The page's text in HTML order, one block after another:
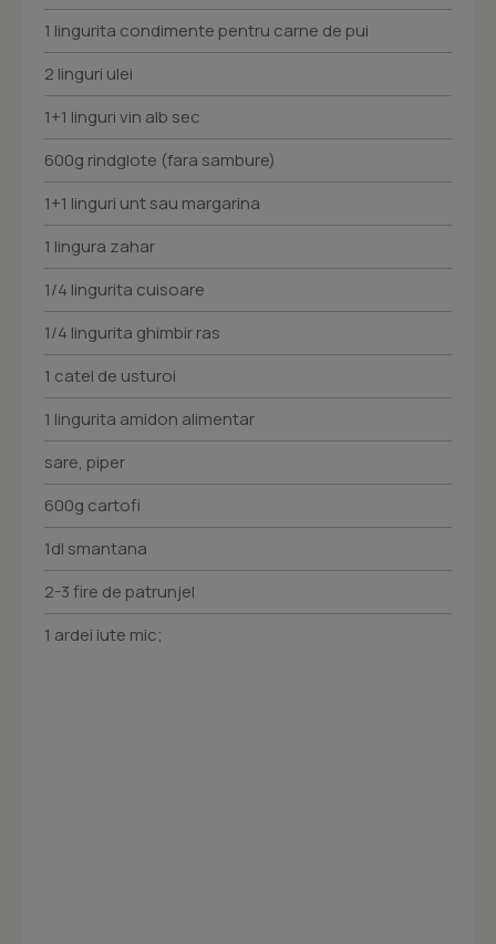
1 lingurita condimente pentru carne de pui
2 linguri ulei
1+1 linguri vin alb sec
600g rindglote (fara sambure)
1+1 linguri unt sau margarina
1 lingura zahar
1/4 lingurita cuisoare
1/4 lingurita ghimbir ras
1 catel de usturoi
1 lingurita amidon alimentar
sare, piper
600g cartofi
1dl smantana
2-3 fire de patrunjel
1 ardei iute mic;